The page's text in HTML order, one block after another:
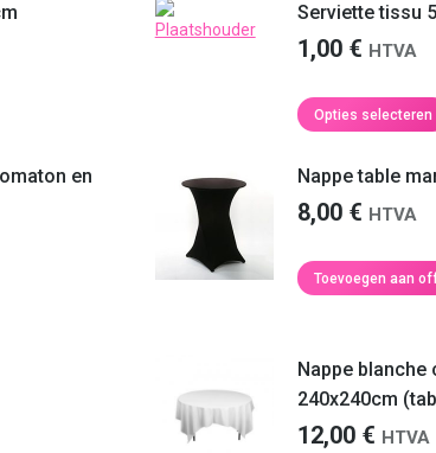
Serviette tissu
1,00 € HTVA
Opties selecteren
en
Nappe table
8,00 € HTVA
Toevoegen aan
Nappe blanche
240x240cm
12,00 € HTVA